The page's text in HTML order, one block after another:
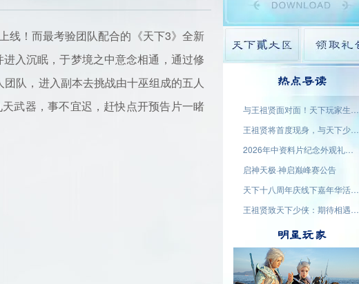
！而最考验团队配合的《天下3》全新
入沉眠，于梦境之中意念相通，通过修
队，进入副本去挑战由十巫组成的五人
武器，事不宜迟，赶快点开预告片一睹
热点导读
王祖贤将首度现身，与天下少侠面对面！
2026年中资料片纪念外观礼盒「蜀渊问剑」现已上线！
启神天极·神启巅峰赛公告
天下十八周年庆线下嘉年华活动名单公示
王祖贤致天下少侠：期待相遇于大荒！18周年专属问候请查收
明星玩家